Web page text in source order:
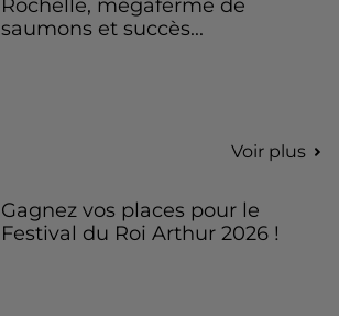
saumons et succès...
Voir plus
Gagnez vos places pour le
Festival du Roi Arthur 2026 !